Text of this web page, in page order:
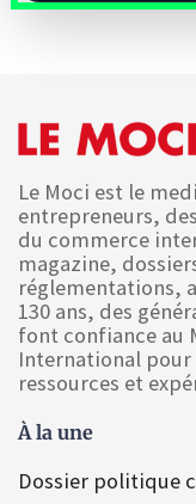
Le Moci est le
entrepreneurs,
du commerce
magazine,
réglementations,
130 ans, des
font confiance au
International
ressources et
À la une
Dossier politique